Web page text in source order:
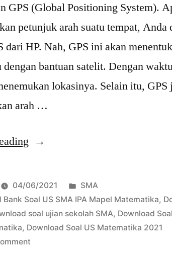
GPS (Global Positioning System).
petunjuk arah suatu tempat, Anda
dari HP. Nah, GPS ini akan
bantuan satelit. Dengan
lokasinya. Selain itu, GPS
arah …
“Download
US
SMA
Materi
Vektor”
04/06/2021
Posted
in
SMA
Bank Soal US SMA IPA Mapel Matematika,
soal ujian sekolah SMA, Download
, Download Soal US Matematika 2021